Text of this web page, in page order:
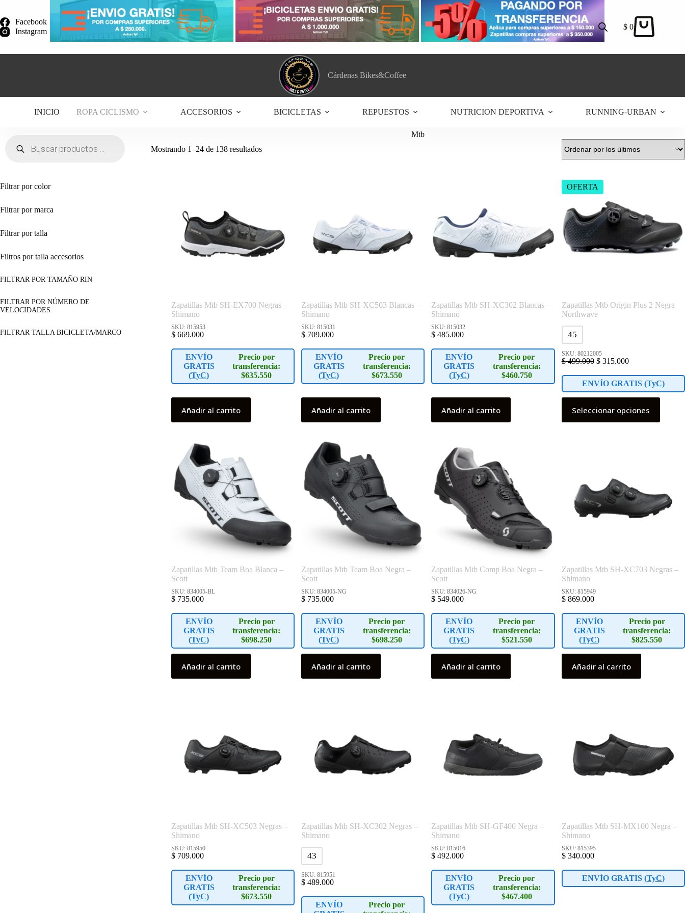
contenidoFacebook
Instagram
Carro
$ 0
Cárdenas Bikes&Coffee
INICIO ROPA CICLISMO ACCESORIOS BICICLETAS REPUESTOS NUTRICION DEPORTIVA RUNNING-URBAN
Mtb
Mostrando 1–24 de 138 resultadosOrdenado
Zapatillas Mtb SH-EX700 Negras –
Shimano
SKU: 815953
$669.000
ENVÍO
GRATIS
(TyC)
Precio por
transferencia:
$635.550
Añadir al carrito
Zapatillas Mtb SH-XC503 Blancas –
Shimano
SKU: 815031
$ 709.000
ENVÍO
GRATIS
(TyC)
Precio por
transferencia:
$673.550
Añadir al carrito
Zapatillas Mtb SH-XC302 Blancas –
Shimano
SKU: 815032
$ 485.000
ENVÍO
GRATIS
(TyC)
Precio por
transferencia:
$460.750
Añadir al carrito
OFERTA
Zapatillas Mtb Origin Plus 2 Negra
Northwave
45
SKU: 80212005
$499.000 $315.000
ENVÍO GRATIS (TyC)
Seleccionar opciones
Este
producto
tiene
página
Zapatillas Mtb Team Boa Blanca –
Scott
SKU: 834005-BL
$735.000
ENVÍO
GRATIS
(TyC)
Precio por
transferencia:
$698.250
Añadir al carrito
Zapatillas Mtb Team Boa Negra –
Scott
SKU: 834005-NG
$ 735.000
ENVÍO
GRATIS
(TyC)
Precio por
transferencia:
$698.250
Añadir al carrito
Zapatillas Mtb Comp Boa Negra –
Scott
SKU: 834026-NG
$ 549.000
ENVÍO
GRATIS
(TyC)
Precio por
transferencia:
$521.550
Añadir al carrito
Zapatillas Mtb SH-XC703 Negras –
Shimano
SKU: 815949
$869.000
ENVÍO
GRATIS
(TyC)
Precio por
transferencia:
$825.550
Añadir al carrito
Zapatillas Mtb SH-XC503 Negras –
Shimano
SKU: 815950
$709.000
ENVÍO
GRATIS
(TyC)
Precio por
transferencia:
$673.550
Zapatillas Mtb SH-XC302 Negras –
Shimano
43
SKU: 815951
$ 489.000
ENVÍO
Precio por
Zapatillas Mtb SH-GF400 Negra –
Shimano
SKU: 815016
$ 492.000
ENVÍO
GRATIS
(TyC)
Precio por
transferencia:
$467.400
Zapatillas Mtb SH-MX100 Negra –
Shimano
SKU: 815395
$340.000
ENVÍO GRATIS (TyC)
productos
Filtrar por color
Filtrar por marca
Filtrar por talla
Filtros por talla accesorios
FILTRAR POR TAMAÑO RIN
FILTRAR POR NÚMERO DE
VELOCIDADES
FILTRAR TALLA BICICLETA/MARCO